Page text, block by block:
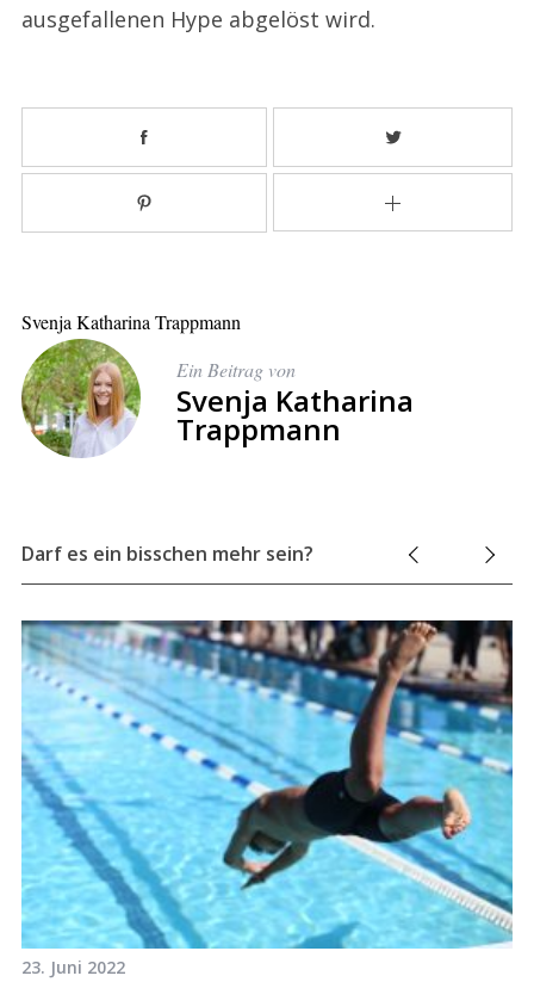
ausgefallenen Hype abgelöst wird.
Svenja Katharina Trappmann
Ein Beitrag von
Svenja Katharina
Trappmann
Darf es ein bisschen mehr sein?
23. Juni 2022